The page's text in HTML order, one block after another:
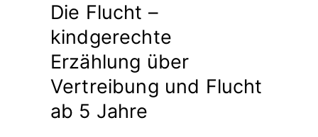
Die Flucht –
kindgerechte
Erzählung über
Vertreibung und Flucht
ab 5 Jahre